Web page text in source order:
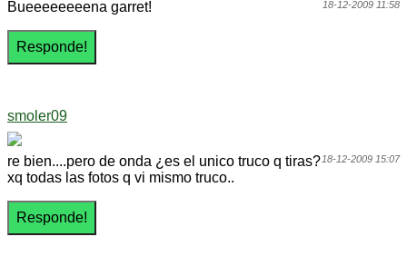
18-12-2009 11:58
Bueeeeeeeena garret!
smoler09
18-12-2009 15:07
re bien....pero de onda ¿es el unico truco q tiras?
xq todas las fotos q vi mismo truco..